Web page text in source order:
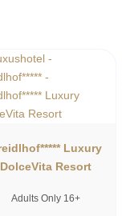
Luxury
DolceVita Resort
Adults Only 16+